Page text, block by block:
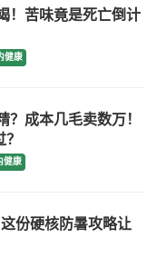
！苦味竟是死亡倒计
健康
成本几毛卖数万！
健康
份硬核防暑攻略让